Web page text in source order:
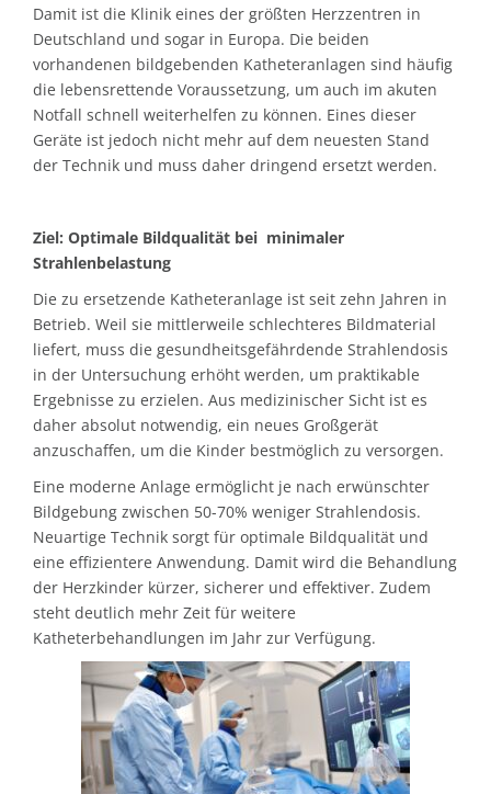
Damit ist die Klinik eines der größten Herzzentren in
Deutschland und sogar in Europa. Die beiden
vorhandenen bildgebenden Katheteranlagen sind häufig
die lebensrettende Voraussetzung, um auch im akuten
Notfall schnell weiterhelfen zu können. Eines dieser
Geräte ist jedoch nicht mehr auf dem neuesten Stand
der Technik und muss daher dringend ersetzt werden.
Ziel: Optimale Bildqualität bei minimaler
Strahlenbelastung
Die zu ersetzende Katheteranlage ist seit zehn Jahren in
Betrieb. Weil sie mittlerweile schlechteres Bildmaterial
liefert, muss die gesundheitsgefährdende Strahlendosis
in der Untersuchung erhöht werden, um praktikable
Ergebnisse zu erzielen. Aus medizinischer Sicht ist es
daher absolut notwendig, ein neues Großgerät
anzuschaffen, um die Kinder bestmöglich zu versorgen.
Eine moderne Anlage ermöglicht je nach erwünschter
Bildgebung zwischen 50-70% weniger Strahlendosis.
Neuartige Technik sorgt für optimale Bildqualität und
eine effizientere Anwendung. Damit wird die Behandlung
der Herzkinder kürzer, sicherer und effektiver. Zudem
steht deutlich mehr Zeit für weitere
Katheterbehandlungen im Jahr zur Verfügung.